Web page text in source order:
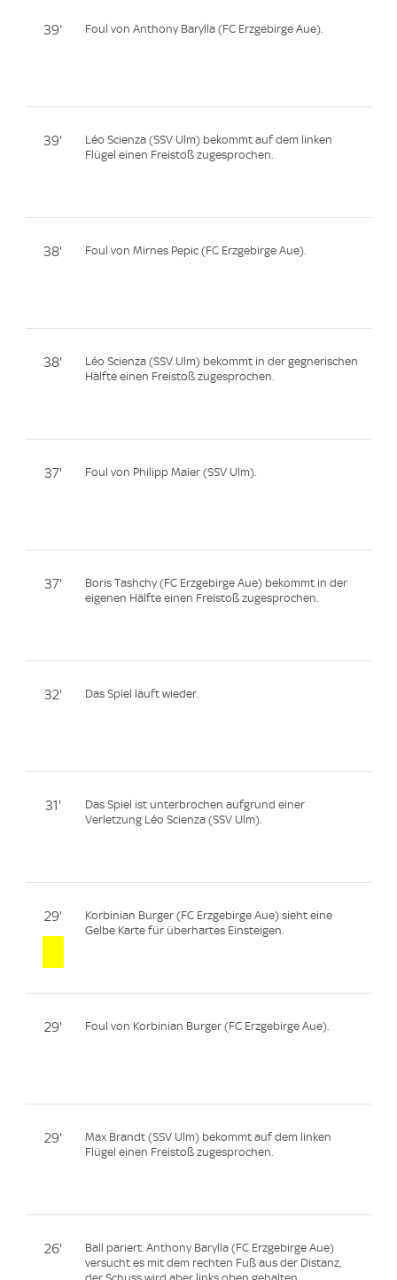
39' Foul von Anthony Barylla (FC Erzgebirge Aue).
39'
Léo Scienza (SSV Ulm) bekommt auf dem linken
Flügel einen Freistoß zugesprochen.
38' Foul von Mirnes Pepic (FC Erzgebirge Aue).
38'
Léo Scienza (SSV Ulm) bekommt in der gegnerischen
Hälfte einen Freistoß zugesprochen.
37' Foul von Philipp Maier (SSV Ulm).
37'
Boris Tashchy (FC Erzgebirge Aue) bekommt in der
eigenen Hälfte einen Freistoß zugesprochen.
32' Das Spiel läuft wieder.
31'
Das Spiel ist unterbrochen aufgrund einer
Verletzung Léo Scienza (SSV Ulm).
29'
Korbinian Burger (FC Erzgebirge Aue) sieht eine
Gelbe Karte für überhartes Einsteigen.
29' Foul von Korbinian Burger (FC Erzgebirge Aue).
29'
Max Brandt (SSV Ulm) bekommt auf dem linken
Flügel einen Freistoß zugesprochen.
26'
Ball pariert. Anthony Barylla (FC Erzgebirge Aue)
versucht es mit dem rechten Fuß aus der Distanz,